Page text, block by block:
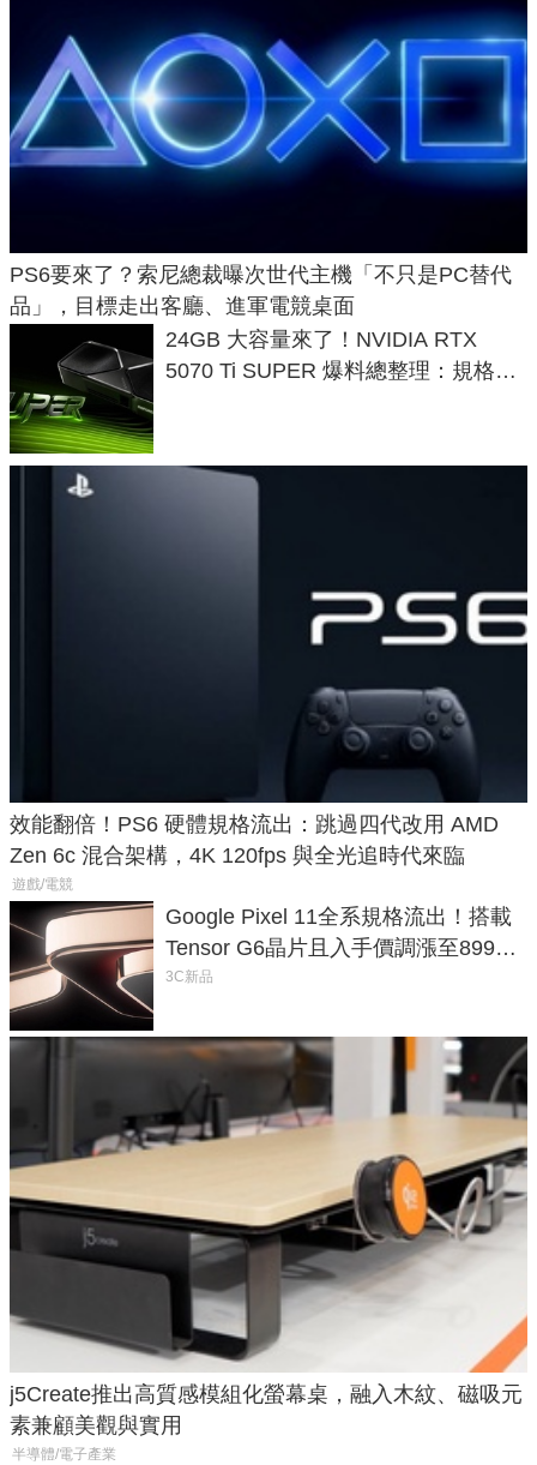
PS6要來了？索尼總裁曝次世代主機「不只是PC替代
品」，目標走出客廳、進軍電競桌面
24GB 大容量來了！NVIDIA RTX
5070 Ti SUPER 爆料總整理：規格、
效能翻倍！PS6 硬體規格流出：跳過四代改用 AMD
Zen 6c 混合架構，4K 120fps 與全光追時代來臨
遊戲/電競
Google Pixel 11全系規格流出！搭載
Tensor G6晶片且入手價調漲至899美
元
3C新品
j5Create推出高質感模組化螢幕桌，融入木紋、磁吸元
素兼顧美觀與實用
半導體/電子產業